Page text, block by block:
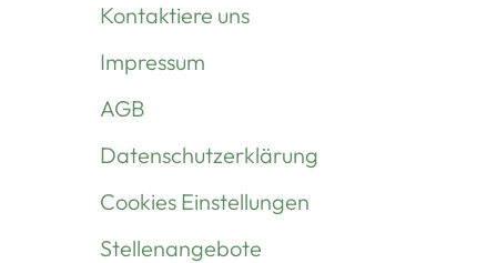
Kontaktiere uns
Impressum
AGB
Datenschutzerklärung
Cookies Einstellungen
Stellenangebote